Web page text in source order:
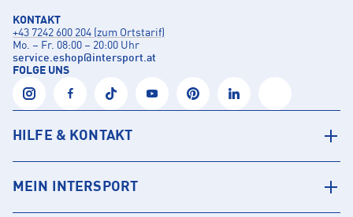
KONTAKT
+43 7242 600 204 (zum Ortstarif)
Mo. – Fr. 08:00 – 20:00 Uhr
service.eshop@intersport.at
FOLGE UNS
HILFE & KONTAKT
MEIN INTERSPORT